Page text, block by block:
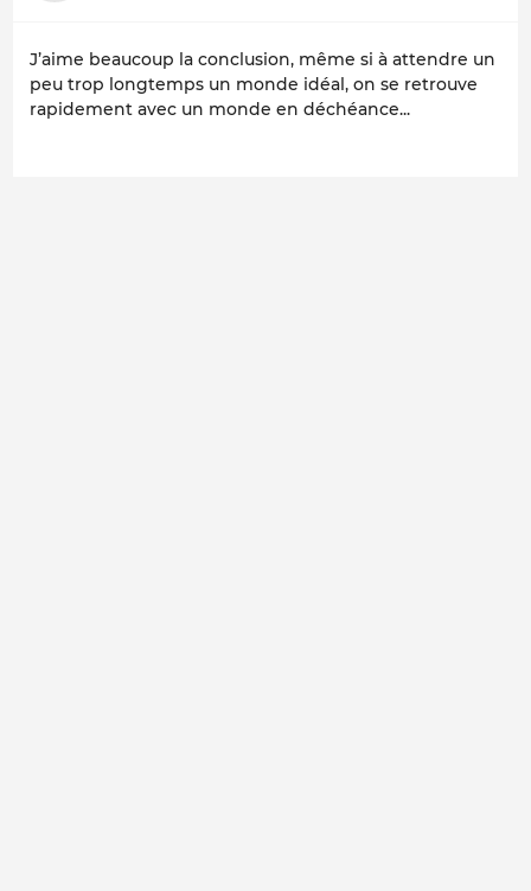
J’aime beaucoup la conclusion, même si à attendre un
peu trop longtemps un monde idéal, on se retrouve
rapidement avec un monde en déchéance...